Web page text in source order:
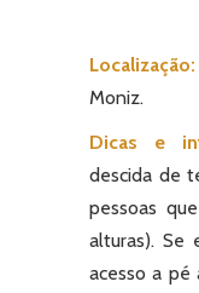
Localização:
Moniz.
Dicas e
descida de
pessoas
alturas). Se
acesso a pé